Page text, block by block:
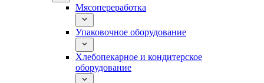
Мясопереработка
Упаковочное оборудование
Хлебопекарное и кондитерское
оборудование